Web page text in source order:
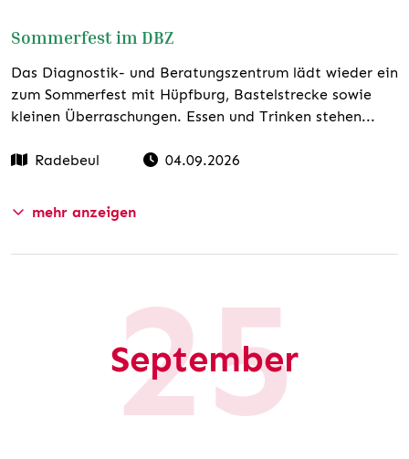
Sommerfest im DBZ
Das Diagnostik- und Beratungszentrum lädt wieder ein
zum Sommerfest mit Hüpfburg, Bastelstrecke sowie
kleinen Überraschungen. Essen und Trinken stehen...
Radebeul 04.09.2026
mehr anzeigen
www.volkssolidaritaet-
meissen.de/beitraege/therapie-beratung-diagnostik-
und-beratungszentrum/25
September